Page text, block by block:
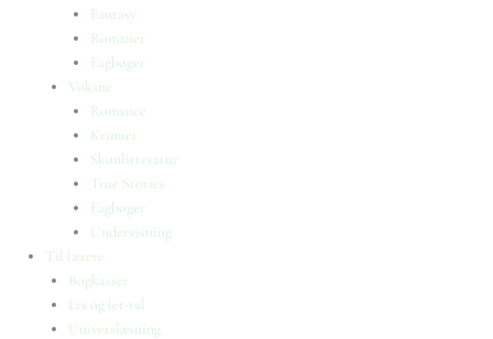
Fantasy
Romaner
Fagbøger
Voksne
Romance
Krimier
Skønlitteratur
True Stories
Fagbøger
Undervisning
Til lærere
Bogkasser
Lix og let-tal
Universlæsning